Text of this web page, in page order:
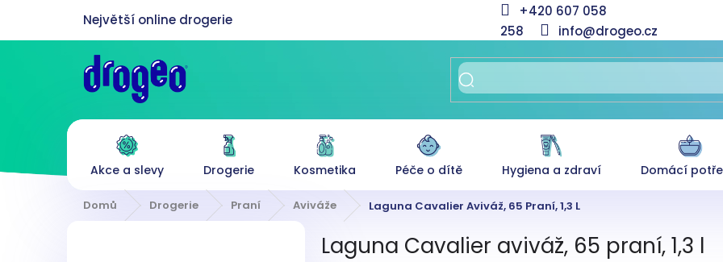
obsah
+420 607 058
258
info@drogeo.cz
Akce a slevy Drogerie Kosmetika Péče o dítě Hygiena a zdraví Domácí
Domů Drogerie Praní Aviváže Laguna Cavalier Aviváž, 65 Praní, 1,3 L
Laguna Cavalier aviváž, 65 praní, 1,3 l